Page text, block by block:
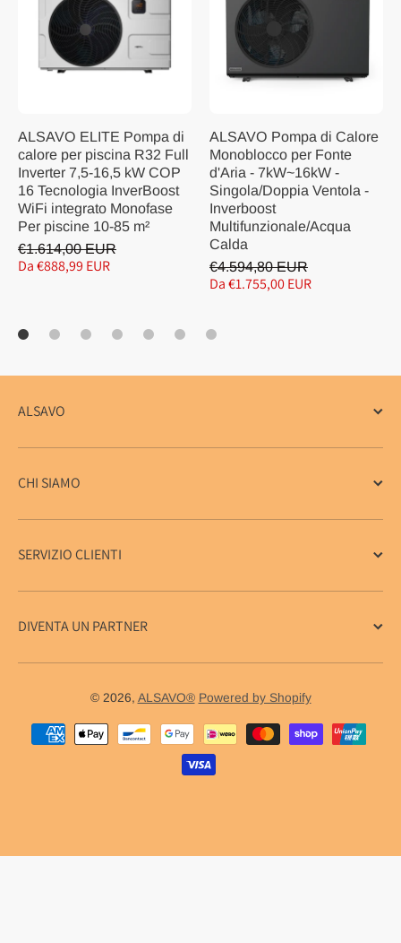
ALSAVO ELITE Pompa di
calore per piscina R32 Full
Inverter 7,5-16,5 kW COP
16 Tecnologia InverBoost
WiFi integrato Monofase
Per piscine 10-85 m²
€1.614,00 EUR
Da €888,99 EUR
ALSAVO Pompa di Calore
Monoblocco per Fonte
d'Aria - 7kW~16kW -
Singola/Doppia Ventola -
Inverboost
Multifunzionale/Acqua
Calda
€4.594,80 EUR
Da €1.755,00 EUR
ALSAVO
CHI SIAMO
SERVIZIO CLIENTI
DIVENTA UN PARTNER
© 2026, ALSAVO® Powered by Shopify
Metodi di pagamento